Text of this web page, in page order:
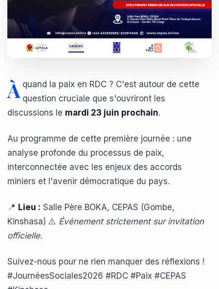
À quand la paix en RDC ? C'est autour de cette
question cruciale que s'ouvriront les
discussions le mardi 23 juin prochain.
Au programme de cette première journée : une
analyse profonde du processus de paix,
interconnectée avec les enjeux des accords
miniers et l'avenir démocratique du pays.
📍 Lieu : Salle Père BOKA, CEPAS (Gombe,
Kinshasa) ⚠️ Événement strictement sur invitation
officielle.
Suivez-nous pour ne rien manquer des réflexions !
#JournéesSociales2026 #RDC #Paix #CEPAS